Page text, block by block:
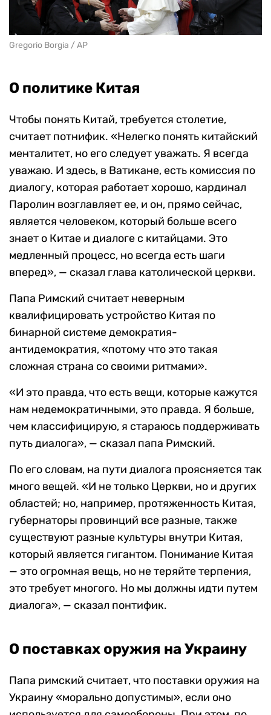
Gregorio Borgia / AP
О политике Китая
Чтобы понять Китай, требуется столетие,
считает потнифик. «Нелегко понять китайский
менталитет, но его следует уважать. Я всегда
уважаю. И здесь, в Ватикане, есть комиссия по
диалогу, которая работает хорошо, кардинал
Паролин возглавляет ее, и он, прямо сейчас,
является человеком, который больше всего
знает о Китае и диалоге с китайцами. Это
медленный процесс, но всегда есть шаги
вперед», — сказал глава католической церкви.
Папа Римский считает неверным
квалифицировать устройство Китая по
бинарной системе демократия-
антидемократия, «потому что это такая
сложная страна со своими ритмами».
«И это правда, что есть вещи, которые кажутся
нам недемократичными, это правда. Я больше,
чем классифицирую, я стараюсь поддерживать
путь диалога», — сказал папа Римский.
По его словам, на пути диалога проясняется так
много вещей. «И не только Церкви, но и других
областей; но, например, протяженность Китая,
губернаторы провинций все разные, также
существуют разные культуры внутри Китая,
который является гигантом. Понимание Китая
— это огромная вещь, но не теряйте терпения,
это требует многого. Но мы должны идти путем
диалога», — сказал понтифик.
О поставках оружия на Украину
Папа римский считает, что поставки оружия на
Украину «морально допустимы», если оно